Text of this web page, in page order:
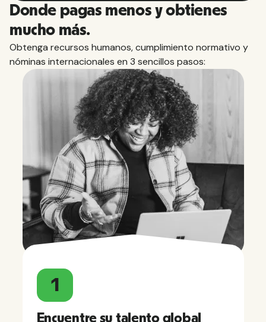
Donde pagas menos y obtienes
mucho más.
Obtenga recursos humanos, cumplimiento normativo y
nóminas internacionales en 3 sencillos pasos:
1
Encuentre su talento global